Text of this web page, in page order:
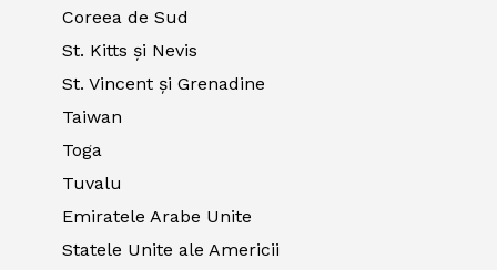
Coreea de Sud
St. Kitts și Nevis
St. Vincent și Grenadine
Taiwan
Toga
Tuvalu
Emiratele Arabe Unite
Statele Unite ale Americii